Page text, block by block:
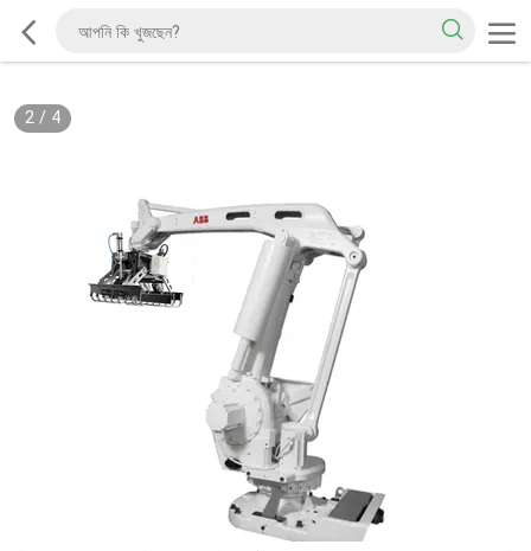
2/ 4